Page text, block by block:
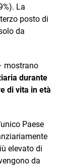
La
posto di
da
mostrano
durante
di vita in età
Paese
elevato di
da